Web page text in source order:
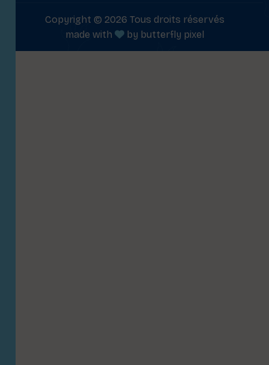
Copyright © 2026 Tous droits réservés
made with
by butterfly pixel